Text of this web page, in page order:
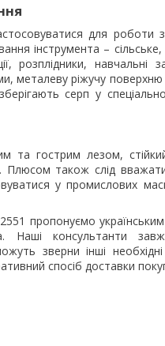
для роботи з
інструмента –
розплідники, навчальні
металеву ріжучу
серп у
та гострим лезом,
також слід
у промислових
пропонуємо
Наші консультанти
зверни інші
спосіб доставки